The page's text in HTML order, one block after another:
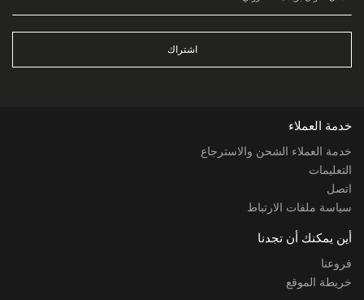
اشتراك
خدمة العملاء
خدمة العملاء الشحن والاسترجاع
التعليمات
اتصل
سياسة ملفات الارتباط
أين يمكنك أن تجدنا
فروعنا
خريطة الموقع